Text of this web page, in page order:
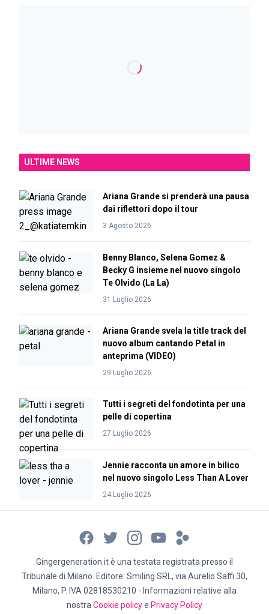
ULTIME NEWS
Ariana Grande si prenderà una pausa
dai riflettori dopo il tour
3 Agosto 2026
Benny Blanco, Selena Gomez &
Becky G insieme nel nuovo singolo
Te Olvido (La La)
31 Luglio 2026
Ariana Grande svela la title track del
nuovo album cantando Petal in
anteprima (VIDEO)
29 Luglio 2026
Tutti i segreti del fondotinta per una
pelle di copertina
27 Luglio 2026
Jennie racconta un amore in bilico
nel nuovo singolo Less Than A Lover
24 Luglio 2026
Gingergeneration.it è una testata registrata presso il
Tribunale di Milano. Editore: Smiling SRL, via Aurelio Saffi 30,
Milano, P. IVA 02818530210 - Informazioni relative alla
nostra Cookie policye Privacy Policy